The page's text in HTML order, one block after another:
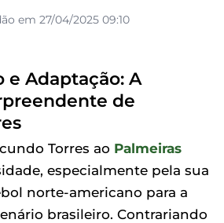
em 27/04/2025 09:10
e Adaptação: A
de
Torres ao Palmeiras
especialmente pela sua
norte-americano para a
brasileiro. Contrariando